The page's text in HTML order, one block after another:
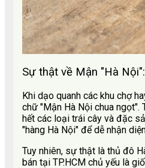
Sự thật về Mận "Hà
Khi dạo quanh các khu chợ
chữ "Mận Hà Nội chua
hết các loại trái cây và đặc
"hàng Hà Nội" để dễ nhận
Tuy nhiên, sự thật là thủ đô
bán tại TP.HCM chủ yếu là